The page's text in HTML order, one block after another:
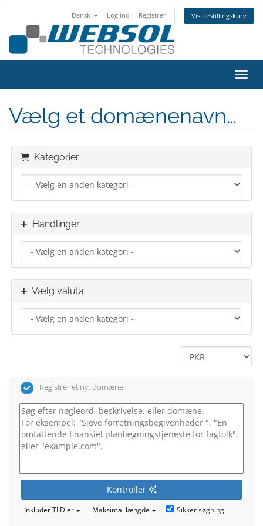
Dansk Log ind Registrer Vis bestillingskurv
Skift
Vælg et domænenavn…
Kategorier
Handlinger
Vælg valuta
Registrer et nyt domæne
Kontroller
Inkluder TLD'er Maksimal længde Sikker søgning